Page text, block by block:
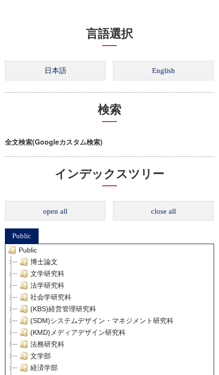
言語選択
検索
全文検索(Googleカスタム検索)
インデックスツリー
open all close all
Public
Public
博士論文
文学研究科
法学研究科
社会学研究科
(KBS)経営管理研究科
(SDM)システムデザイン・マネジメント研究科
(KMD)メディアデザイン研究科
法務研究科
文学部
経済学部